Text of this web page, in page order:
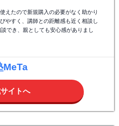
えたので新規購入の必要がなく助かり
やすく、講師との距離感も近く相談し
でき、親としても安心感がありまし
MeTa
イトへ